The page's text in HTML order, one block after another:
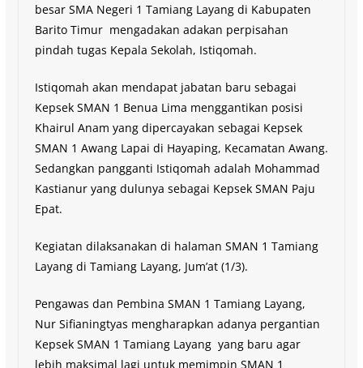
besar SMA Negeri 1 Tamiang Layang di Kabupaten
Barito Timur mengadakan adakan perpisahan
pindah tugas Kepala Sekolah, Istiqomah.
Istiqomah akan mendapat jabatan baru sebagai
Kepsek SMAN 1 Benua Lima menggantikan posisi
Khairul Anam yang dipercayakan sebagai Kepsek
SMAN 1 Awang Lapai di Hayaping, Kecamatan Awang.
Sedangkan pangganti Istiqomah adalah Mohammad
Kastianur yang dulunya sebagai Kepsek SMAN Paju
Epat.
Kegiatan dilaksanakan di halaman SMAN 1 Tamiang
Layang di Tamiang Layang, Jum’at (1/3).
Pengawas dan Pembina SMAN 1 Tamiang Layang,
Nur Sifianingtyas mengharapkan adanya pergantian
Kepsek SMAN 1 Tamiang Layang yang baru agar
lebih maksimal lagi untuk memimpin SMAN 1